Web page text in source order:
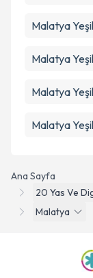
Ana Sayfa
20 Yas Ve
Malatya
Malatya
Malatya
Malatya
Malatya